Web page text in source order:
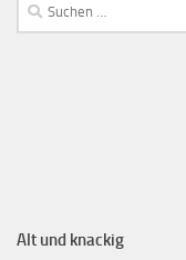
Alt und knackig